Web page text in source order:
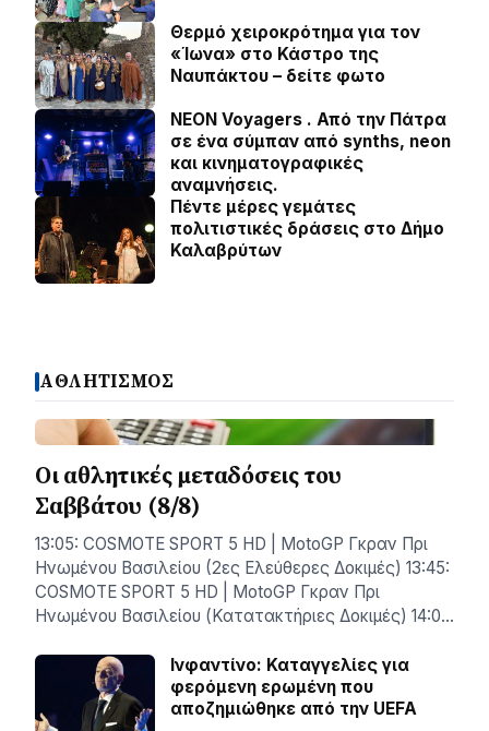
Θερμό χειροκρότημα για τον
«Ίωνα» στο Κάστρο της
Ναυπάκτου – δείτε φωτο
NEON Voyagers . Από την Πάτρα
σε ένα σύμπαν από synths, neon
και κινηματογραφικές
αναμνήσεις.
Πέντε μέρες γεμάτες
πολιτιστικές δράσεις στο Δήμο
Καλαβρύτων
ΑΘΛΗΤΙΣΜΟΣ
Οι αθλητικές μεταδόσεις του
Σαββάτου (8/8)
13:05: COSMOTE SPORT 5 HD | MotoGP Γκραν Πρι
Ηνωμένου Βασιλείου (2ες Ελεύθερες Δοκιμές) 13:45:
COSMOTE SPORT 5 HD | MotoGP Γκραν Πρι
Ηνωμένου Βασιλείου (Κατατακτήριες Δοκιμές) 14:0…
Ινφαντίνο: Καταγγελίες για
φερόμενη ερωμένη που
αποζημιώθηκε από την UEFA